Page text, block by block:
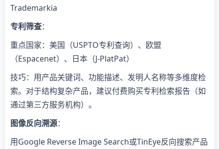
Trademarkia
​专利筛查​​：
重点国家：美国（USPTO专利查询）、欧盟
（Espacenet）、日本（J-PlatPat）
技巧：用产品关键词、功能描述、发明人名称等多维度检
索。对于结构复杂产品，建议付费购买专利检索报告（如
通过第三方服务机构）。
​图像反向溯源​​：
用Google Reverse Image Search或TinEye反向搜索产品